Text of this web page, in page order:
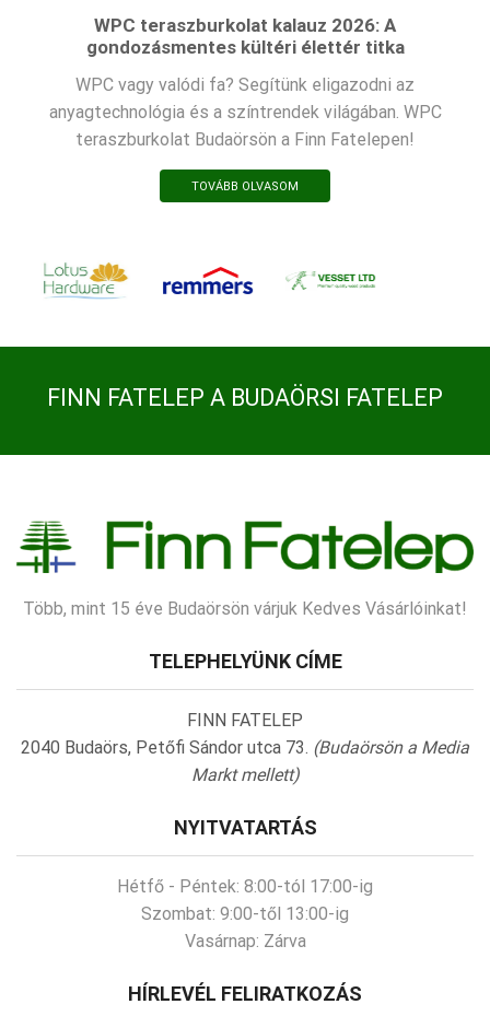
WPC teraszburkolat kalauz 2026: A
gondozásmentes kültéri élettér titka
WPC vagy valódi fa? Segítünk eligazodni az
anyagtechnológia és a színtrendek világában. WPC
teraszburkolat Budaörsön a Finn Fatelepen!
TOVÁBB OLVASOM
FINN FATELEP A BUDAÖRSI FATELEP
Több, mint 15 éve Budaörsön várjuk Kedves Vásárlóinkat!
TELEPHELYÜNK CÍME
FINN FATELEP
2040 Budaörs, Petőfi Sándor utca 73. (Budaörsön a Media
Markt mellett)
NYITVATARTÁS
Hétfő - Péntek: 8:00-tól 17:00-ig
Szombat: 9:00-től 13:00-ig
Vasárnap: Zárva
HÍRLEVÉL FELIRATKOZÁS